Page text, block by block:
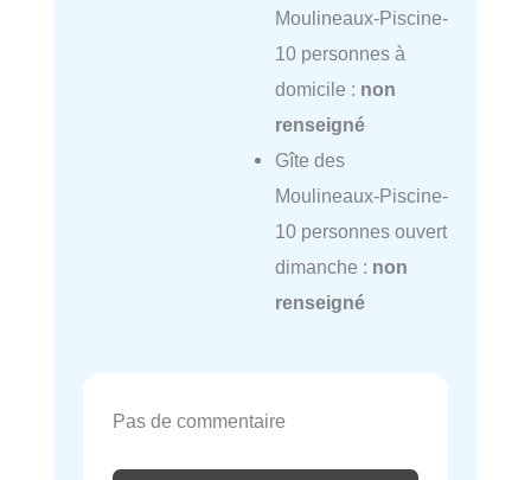
Moulineaux-Piscine-
10 personnes à
domicile : non
renseigné
Gîte des
Moulineaux-Piscine-
10 personnes ouvert
dimanche : non
renseigné
Pas de commentaire